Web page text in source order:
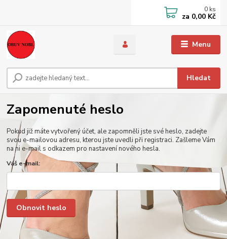
Menu
Hledat
0 ks
za 0,00 Kč
Zapomenuté heslo
Pokud již máte vytvořený účet, ale zapomněli jste své heslo, zadejte
svou e-mailovou adresu, kterou jste uvedli při registraci. Zašleme Vám
na ni e-mail s odkazem pro nastavení nového hesla.
Váš e-mail:
Obnovit heslo